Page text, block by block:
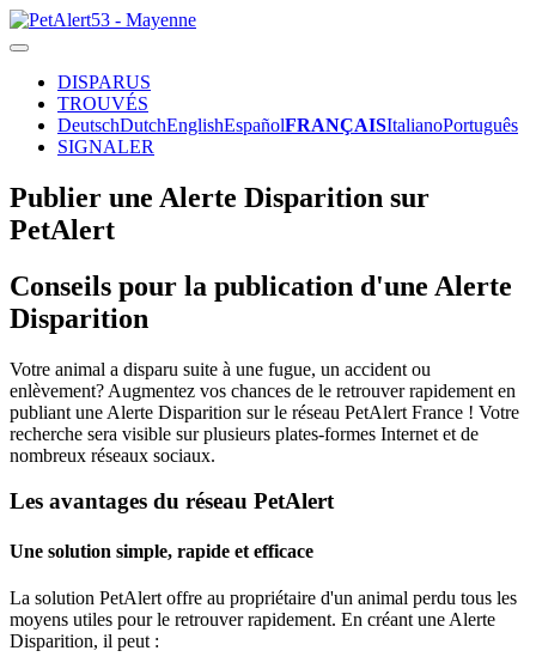
DISPARUS
TROUVÉS
DeutschDutchEnglishEspañolFRANÇAISItalianoPortuguês
SIGNALER
Publier une Alerte Disparition sur
PetAlert
Conseils pour la publication d'une Alerte
Disparition
Votre animal a disparu suite à une fugue, un accident ou
enlèvement? Augmentez vos chances de le retrouver rapidement en
publiant une Alerte Disparition sur le réseau PetAlert France ! Votre
recherche sera visible sur plusieurs plates-formes Internet et de
nombreux réseaux sociaux.
Les avantages du réseau PetAlert
Une solution simple, rapide et efficace
La solution PetAlert offre au propriétaire d'un animal perdu tous les
moyens utiles pour le retrouver rapidement. En créant une Alerte
Disparition, il peut :